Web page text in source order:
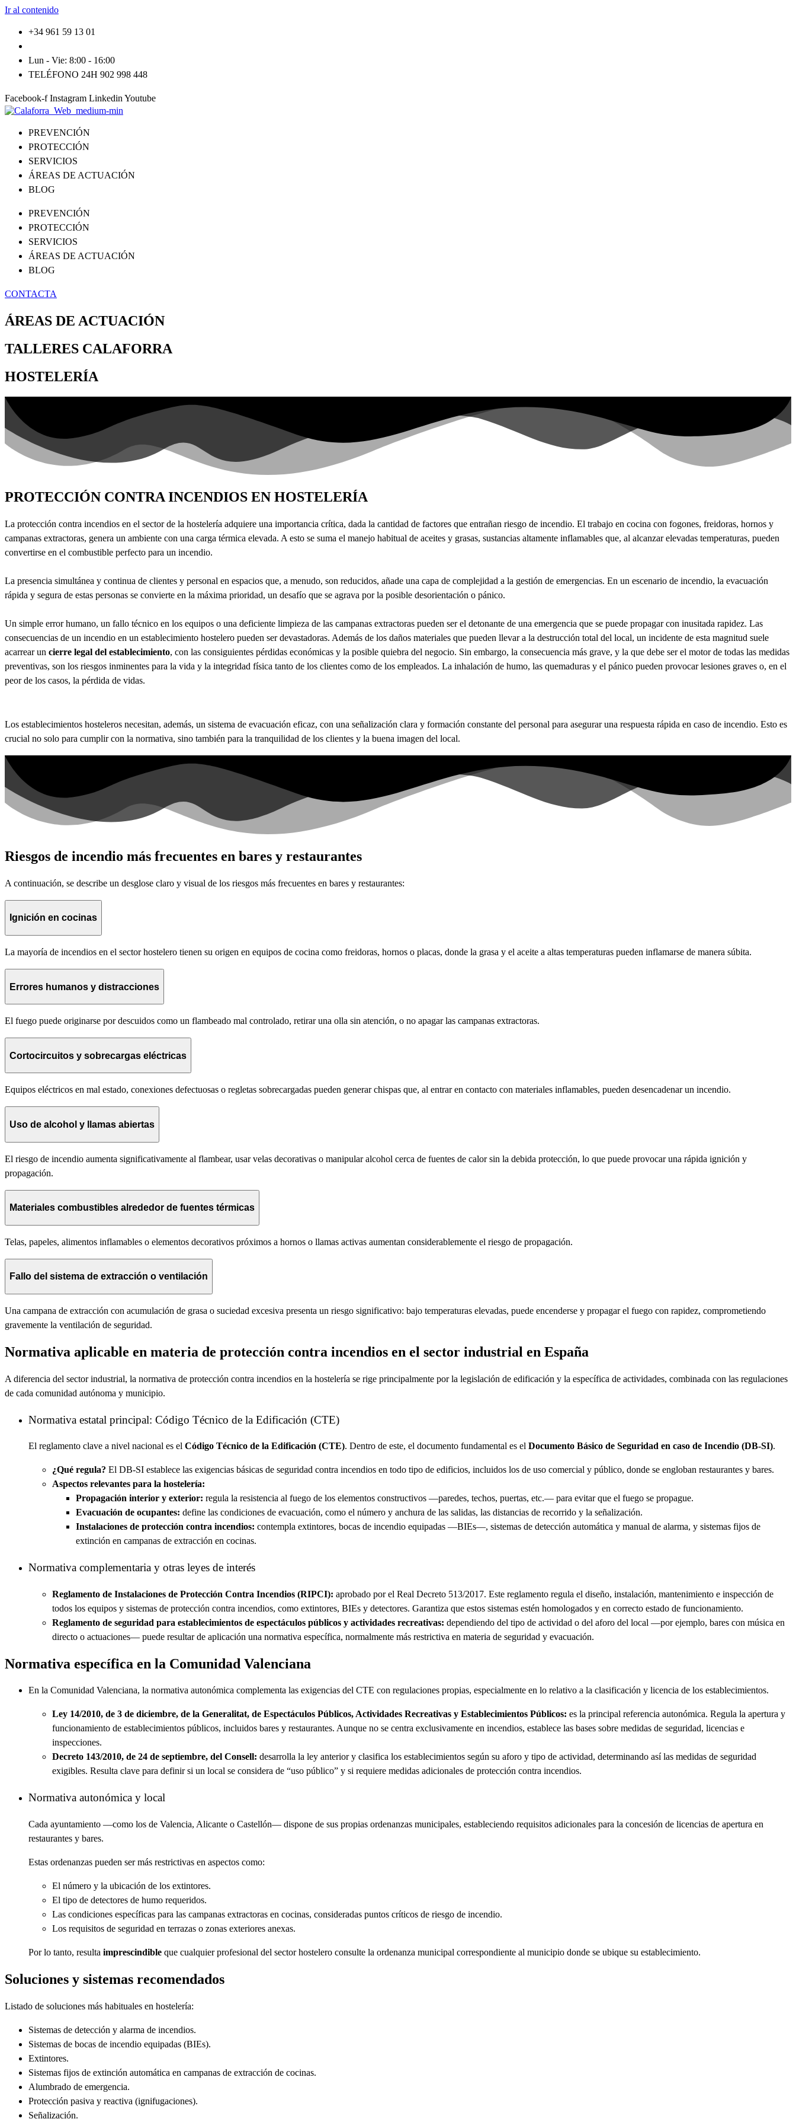
Ir al contenido
+34 961 59 13 01
Lun - Vie: 8:00 - 16:00
TELÉFONO 24H 902 998 448
Facebook-f Instagram Linkedin Youtube
PREVENCIÓN
PROTECCIÓN
SERVICIOS
ÁREAS DE ACTUACIÓN
BLOG
PREVENCIÓN
PROTECCIÓN
SERVICIOS
ÁREAS DE ACTUACIÓN
BLOG
CONTACTA
ÁREAS DE ACTUACIÓN
TALLERES CALAFORRA
HOSTELERÍA
PROTECCIÓN CONTRA INCENDIOS EN HOSTELERÍA
La protección contra incendios en el sector de la hostelería adquiere una importancia crítica, dada la cantidad de factores que entrañan riesgo de incendio. El trabajo en cocina con fogones, freidoras, hornos y
campanas extractoras, genera un ambiente con una carga térmica elevada. A esto se suma el manejo habitual de aceites y grasas, sustancias altamente inflamables que, al alcanzar elevadas temperaturas, pueden
convertirse en el combustible perfecto para un incendio.
La presencia simultánea y continua de clientes y personal en espacios que, a menudo, son reducidos, añade una capa de complejidad a la gestión de emergencias. En un escenario de incendio, la evacuación
rápida y segura de estas personas se convierte en la máxima prioridad, un desafío que se agrava por la posible desorientación o pánico.
Un simple error humano, un fallo técnico en los equipos o una deficiente limpieza de las campanas extractoras pueden ser el detonante de una emergencia que se puede propagar con inusitada rapidez. Las
consecuencias de un incendio en un establecimiento hostelero pueden ser devastadoras. Además de los daños materiales que pueden llevar a la destrucción total del local, un incidente de esta magnitud suele
acarrear un cierre legal del establecimiento, con las consiguientes pérdidas económicas y la posible quiebra del negocio. Sin embargo, la consecuencia más grave, y la que debe ser el motor de todas las medidas
preventivas, son los riesgos inminentes para la vida y la integridad física tanto de los clientes como de los empleados. La inhalación de humo, las quemaduras y el pánico pueden provocar lesiones graves o, en el
peor de los casos, la pérdida de vidas.
Los establecimientos hosteleros necesitan, además, un sistema de evacuación eficaz, con una señalización clara y formación constante del personal para asegurar una respuesta rápida en caso de incendio. Esto es
crucial no solo para cumplir con la normativa, sino también para la tranquilidad de los clientes y la buena imagen del local.
Riesgos de incendio más frecuentes en bares y restaurantes
A continuación, se describe un desglose claro y visual de los riesgos más frecuentes en bares y restaurantes:
Ignición en cocinas
La mayoría de incendios en el sector hostelero tienen su origen en equipos de cocina como freidoras, hornos o placas, donde la grasa y el aceite a altas temperaturas pueden inflamarse de manera súbita.
Errores humanos y distracciones
El fuego puede originarse por descuidos como un flambeado mal controlado, retirar una olla sin atención, o no apagar las campanas extractoras.
Cortocircuitos y sobrecargas eléctricas
Equipos eléctricos en mal estado, conexiones defectuosas o regletas sobrecargadas pueden generar chispas que, al entrar en contacto con materiales inflamables, pueden desencadenar un incendio.
Uso de alcohol y llamas abiertas
El riesgo de incendio aumenta significativamente al flambear, usar velas decorativas o manipular alcohol cerca de fuentes de calor sin la debida protección, lo que puede provocar una rápida ignición y
propagación.
Materiales combustibles alrededor de fuentes térmicas
Telas, papeles, alimentos inflamables o elementos decorativos próximos a hornos o llamas activas aumentan considerablemente el riesgo de propagación.
Fallo del sistema de extracción o ventilación
Una campana de extracción con acumulación de grasa o suciedad excesiva presenta un riesgo significativo: bajo temperaturas elevadas, puede encenderse y propagar el fuego con rapidez, comprometiendo
gravemente la ventilación de seguridad.
Normativa aplicable en materia de protección contra incendios en el sector industrial en España
A diferencia del sector industrial, la normativa de protección contra incendios en la hostelería se rige principalmente por la legislación de edificación y la específica de actividades, combinada con las regulaciones
de cada comunidad autónoma y municipio.
Normativa estatal principal: Código Técnico de la Edificación (CTE)
El reglamento clave a nivel nacional es el Código Técnico de la Edificación (CTE). Dentro de este, el documento fundamental es el Documento Básico de Seguridad en caso de Incendio (DB-SI).
¿Qué regula? El DB-SI establece las exigencias básicas de seguridad contra incendios en todo tipo de edificios, incluidos los de uso comercial y público, donde se engloban restaurantes y bares.
Aspectos relevantes para la hostelería:
Propagación interior y exterior: regula la resistencia al fuego de los elementos constructivos —paredes, techos, puertas, etc.— para evitar que el fuego se propague.
Evacuación de ocupantes: define las condiciones de evacuación, como el número y anchura de las salidas, las distancias de recorrido y la señalización.
Instalaciones de protección contra incendios: contempla extintores, bocas de incendio equipadas —BIEs—, sistemas de detección automática y manual de alarma, y sistemas fijos de
extinción en campanas de extracción en cocinas.
Normativa complementaria y otras leyes de interés
Reglamento de Instalaciones de Protección Contra Incendios (RIPCI): aprobado por el Real Decreto 513/2017. Este reglamento regula el diseño, instalación, mantenimiento e inspección de
todos los equipos y sistemas de protección contra incendios, como extintores, BIEs y detectores. Garantiza que estos sistemas estén homologados y en correcto estado de funcionamiento.
Reglamento de seguridad para establecimientos de espectáculos públicos y actividades recreativas: dependiendo del tipo de actividad o del aforo del local —por ejemplo, bares con música en
directo o actuaciones— puede resultar de aplicación una normativa específica, normalmente más restrictiva en materia de seguridad y evacuación.
Normativa específica en la Comunidad Valenciana
En la Comunidad Valenciana, la normativa autonómica complementa las exigencias del CTE con regulaciones propias, especialmente en lo relativo a la clasificación y licencia de los establecimientos.
Ley 14/2010, de 3 de diciembre, de la Generalitat, de Espectáculos Públicos, Actividades Recreativas y Establecimientos Públicos: es la principal referencia autonómica. Regula la apertura y
funcionamiento de establecimientos públicos, incluidos bares y restaurantes. Aunque no se centra exclusivamente en incendios, establece las bases sobre medidas de seguridad, licencias e
inspecciones.
Decreto 143/2010, de 24 de septiembre, del Consell: desarrolla la ley anterior y clasifica los establecimientos según su aforo y tipo de actividad, determinando así las medidas de seguridad
exigibles. Resulta clave para definir si un local se considera de “uso público” y si requiere medidas adicionales de protección contra incendios.
Normativa autonómica y local
Cada ayuntamiento —como los de Valencia, Alicante o Castellón— dispone de sus propias ordenanzas municipales, estableciendo requisitos adicionales para la concesión de licencias de apertura en
restaurantes y bares.
Estas ordenanzas pueden ser más restrictivas en aspectos como:
El número y la ubicación de los extintores.
El tipo de detectores de humo requeridos.
Las condiciones específicas para las campanas extractoras en cocinas, consideradas puntos críticos de riesgo de incendio.
Los requisitos de seguridad en terrazas o zonas exteriores anexas.
Por lo tanto, resulta imprescindible que cualquier profesional del sector hostelero consulte la ordenanza municipal correspondiente al municipio donde se ubique su establecimiento.
Soluciones y sistemas recomendados
Listado de soluciones más habituales en hostelería:
Sistemas de detección y alarma de incendios.
Sistemas de bocas de incendio equipadas (BIEs).
Extintores.
Sistemas fijos de extinción automática en campanas de extracción de cocinas.
Alumbrado de emergencia.
Protección pasiva y reactiva (ignifugaciones).
Señalización.